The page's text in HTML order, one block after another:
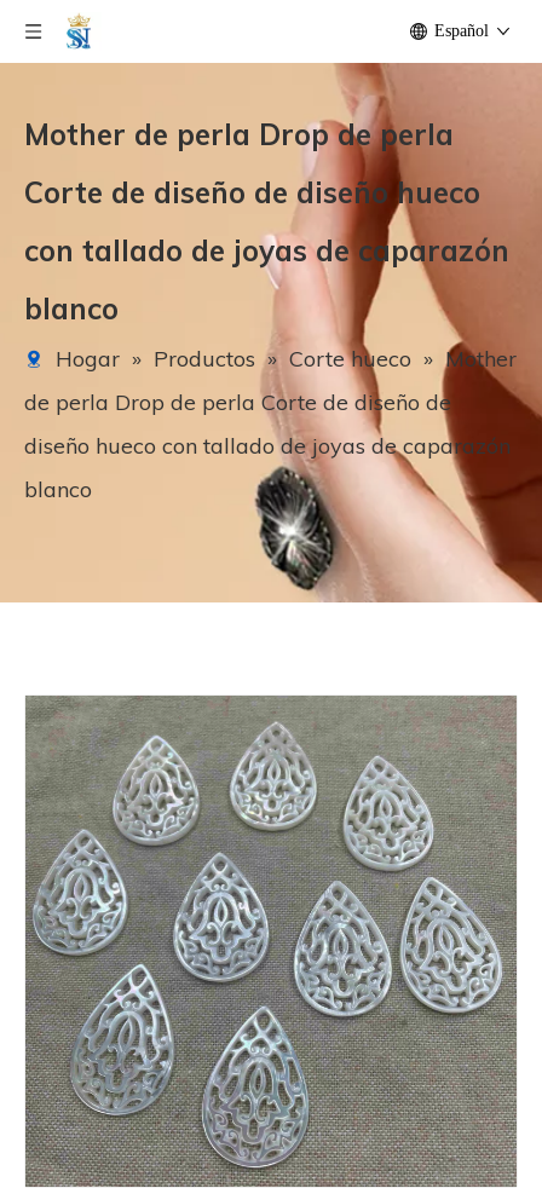
Español
Mother de perla Drop de perla
Corte de diseño de diseño hueco
con tallado de joyas de caparazón
blanco
Hogar » Productos » Corte hueco » Mother
de perla Drop de perla Corte de diseño de
diseño hueco con tallado de joyas de caparazón
blanco